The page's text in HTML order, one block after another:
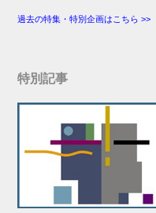
過去の特集・特別企画はこちら >>
特別記事